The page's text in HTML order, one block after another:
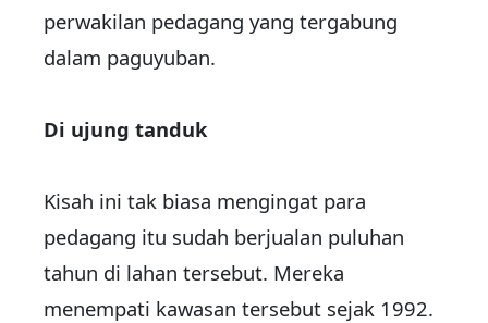
perwakilan pedagang yang tergabung
dalam paguyuban.
Di ujung tanduk
Kisah ini tak biasa mengingat para
pedagang itu sudah berjualan puluhan
tahun di lahan tersebut. Mereka
menempati kawasan tersebut sejak 1992.